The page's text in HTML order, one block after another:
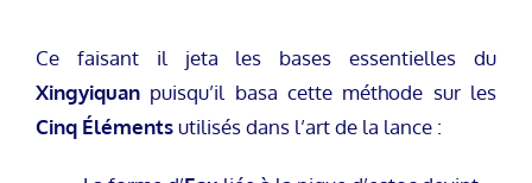
Ce faisant il jeta les bases essentielles du
Xingyiquan puisqu’il basa cette méthode sur les
Cinq Élémentsutilisés dans l’art de la lance :